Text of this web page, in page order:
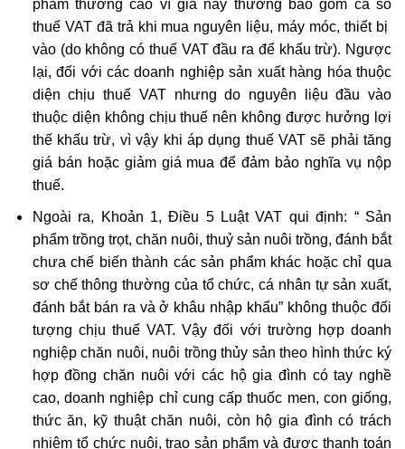
phẩm thường cao vì giá này thường bao gồm cả số
thuế VAT đã trả khi mua nguyên liệu, máy móc, thiết bị
vào (do không có thuế VAT đầu ra để khấu trừ). Ngược
lại, đối với các doanh nghiệp sản xuất hàng hóa thuộc
diện chịu thuế VAT nhưng do nguyên liệu đầu vào
thuộc diện không chịu thuế nên không được hưởng lợi
thế khấu trừ, vì vậy khi áp dụng thuế VAT sẽ phải tăng
giá bán hoặc giảm giá mua để đảm bảo nghĩa vụ nộp
thuế.
Ngoài ra, Khoản 1, Điều 5 Luật VAT qui định: “ Sản
phẩm trồng trọt, chăn nuôi, thuỷ sản nuôi trồng, đánh bắt
chưa chế biến thành các sản phẩm khác hoặc chỉ qua
sơ chế thông thường của tổ chức, cá nhân tự sản xuất,
đánh bắt bán ra và ở khâu nhập khẩu” không thuộc đối
tượng chịu thuế VAT. Vậy đối với trường hợp doanh
nghiệp chăn nuôi, nuôi trồng thủy sản theo hình thức ký
hợp đồng chăn nuôi với các hộ gia đình có tay nghề
cao, doanh nghiệp chỉ cung cấp thuốc men, con giống,
thức ăn, kỹ thuật chăn nuôi, còn hộ gia đình có trách
nhiệm tổ chức nuôi, trao sản phẩm và được thanh toán